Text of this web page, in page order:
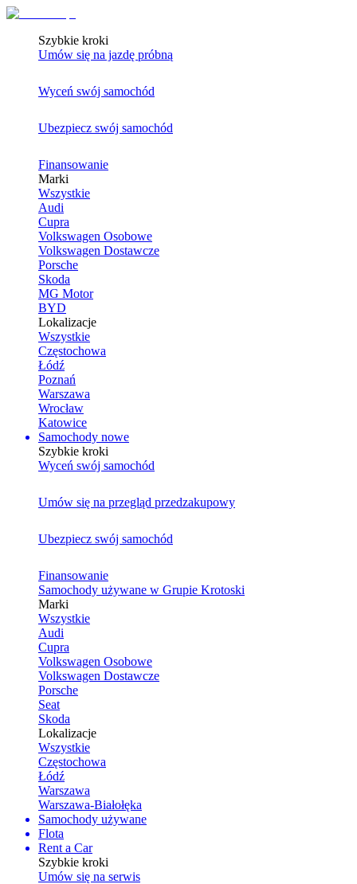
Szybkie kroki
Umów się na jazdę próbną
Wyceń swój samochód
Ubezpiecz swój samochód
Finansowanie
Marki
Wszystkie
Audi
Cupra
Volkswagen Osobowe
Volkswagen Dostawcze
Porsche
Skoda
MG Motor
BYD
Lokalizacje
Wszystkie
Częstochowa
Łódź
Poznań
Warszawa
Wrocław
Katowice
Samochody nowe
Szybkie kroki
Wyceń swój samochód
Umów się na przegląd przedzakupowy
Ubezpiecz swój samochód
Finansowanie
Samochody używane w Grupie Krotoski
Marki
Wszystkie
Audi
Cupra
Volkswagen Osobowe
Volkswagen Dostawcze
Porsche
Seat
Skoda
Lokalizacje
Wszystkie
Częstochowa
Łódź
Warszawa
Warszawa-Białołęka
Samochody używane
Flota
Rent a Car
Szybkie kroki
Umów się na serwis